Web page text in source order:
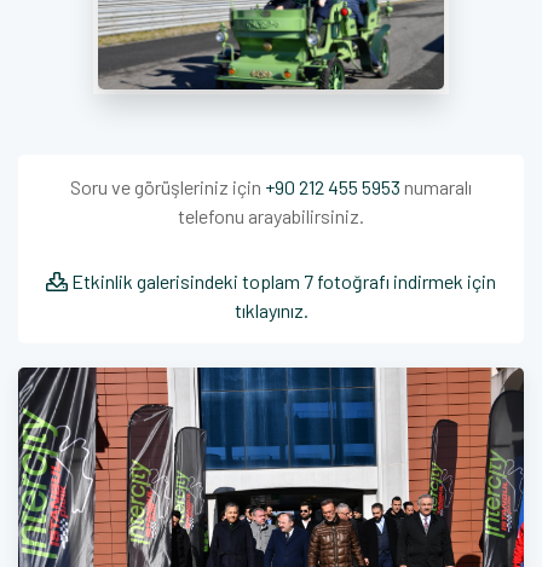
Soru ve görüşleriniz için +90 212 455 5953 numaralı
telefonu arayabilirsiniz.
Etkinlik galerisindeki toplam 7 fotoğrafı indirmek için
tıklayınız.